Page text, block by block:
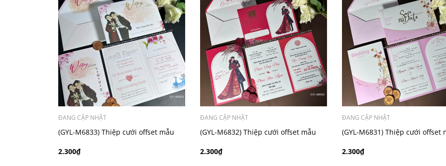
- Mẫu dưới 3000 giá chưa bao gồm bản đồ, quý khách có nhu cầu in bản đồ sẽ có mức phí 300 - 500
ĐANG CẬP NHẬT
(GYL-M6833) Thiệp cưới offset mẫu
2.300₫
ĐANG CẬP NHẬT
(GYL-M6832) Thiệp cưới offset mẫu
2.300₫
ĐANG CẬP NHẬT
(GYL-M6831) Thiệp cưới offset
2.300₫